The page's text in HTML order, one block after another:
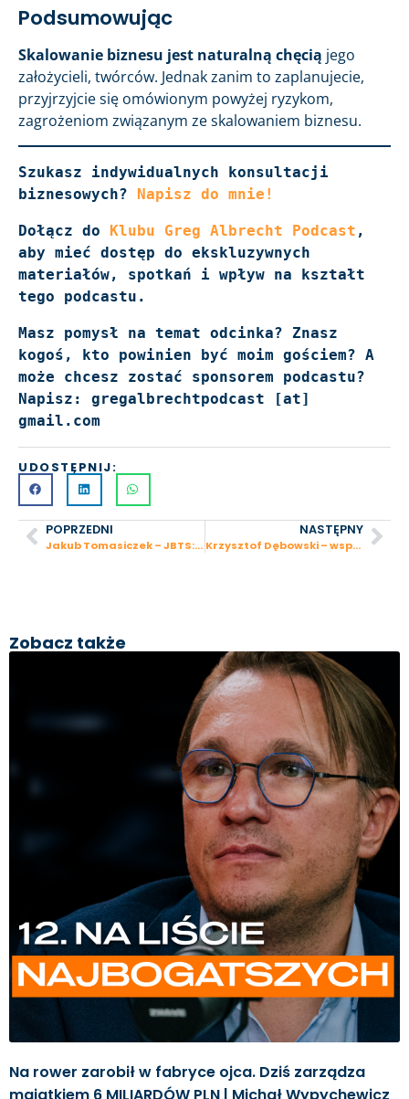
Podsumowując
Skalowanie biznesu jest naturalną chęcią jego
założycieli, twórców. Jednak zanim to zaplanujecie,
przyjrzyjcie się omówionym powyżej ryzykom,
zagrożeniom związanym ze skalowaniem biznesu.
Szukasz indywidualnych konsultacji
biznesowych? Napisz do mnie!
Dołącz do Klubu Greg Albrecht Podcast ,
aby mieć dostęp do ekskluzywnych
materiałów, spotkań i wpływ na kształt
tego podcastu.
Masz pomysł na temat odcinka? Znasz
kogoś, kto powinien być moim gościem? A
może chcesz zostać sponsorem podcastu?
Napisz: gregalbrechtpodcast [at]
gmail.com
UDOSTĘPNIJ:
POPRZEDNI
Jakub Tomasiczek – JBTS: 100 mln obrotu i oficjalna dystrybucja Xiaomi w Polsce
NASTĘPNY
Krzysztof Dębowski – współtwórca SARE, Senuto i VC w KnowledgeHub
Zobacz także
Na rower zarobił w fabryce ojca. Dziś zarządza
majątkiem 6 MILIARDÓW PLN | Michał Wypychewicz